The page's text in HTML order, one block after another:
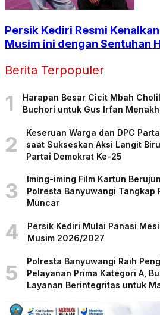
Persik Kediri Resmi
Musim ini dengan Sentuhan
Berita Terpopuler
1
Harapan Besar Cicit Mbah
Buchori untuk Gus Irfan
2
Keseruan Warga dan DPC
saat Sukseskan Aksi Langit
Partai Demokrat Ke-25
3
Iming-iming Film Kartun
Polresta Banyuwangi Tangkap
Muncar
4
Persik Kediri Mulai Panasi
Musim 2026/2027
5
Polresta Banyuwangi Raih
Pelayanan Prima Kategori A,
Layanan Berintegritas untuk